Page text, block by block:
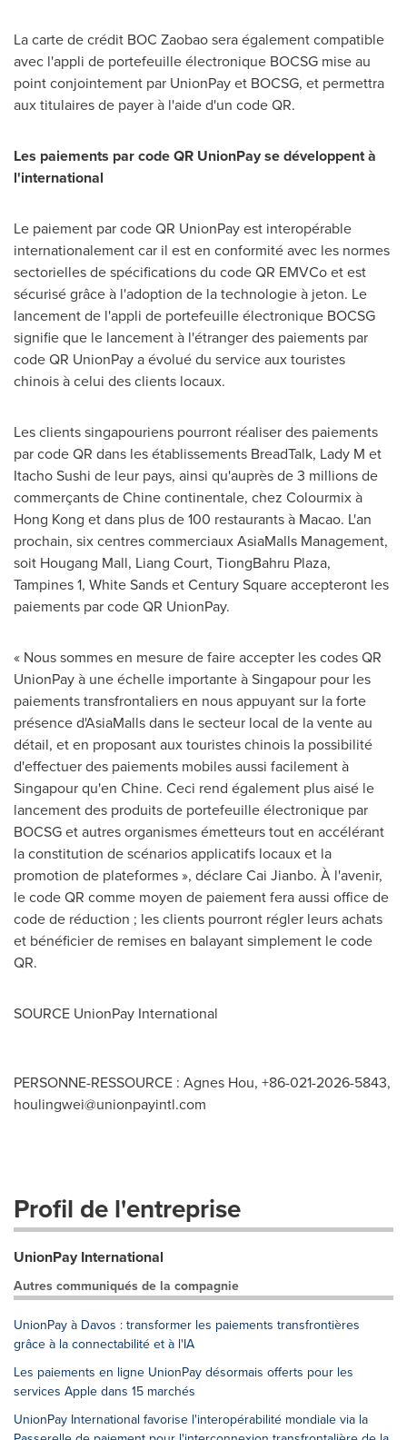
La carte de crédit BOC Zaobao sera également compatible
avec l'appli de portefeuille électronique BOCSG mise au
point conjointement par UnionPay et BOCSG, et permettra
aux titulaires de payer à l'aide d'un code QR.
Les paiements par code QR UnionPay se développent à
l'international
Le paiement par code QR UnionPay est interopérable
internationalement car il est en conformité avec les normes
sectorielles de spécifications du code QR EMVCo et est
sécurisé grâce à l'adoption de la technologie à jeton. Le
lancement de l'appli de portefeuille électronique BOCSG
signifie que le lancement à l'étranger des paiements par
code QR UnionPay a évolué du service aux touristes
chinois à celui des clients locaux.
Les clients singapouriens pourront réaliser des paiements
par code QR dans les établissements BreadTalk, Lady M et
Itacho Sushi de leur pays, ainsi qu'auprès de 3 millions de
commerçants de Chine continentale, chez Colourmix à
Hong Kong et dans plus de 100 restaurants à Macao. L'an
prochain, six centres commerciaux AsiaMalls Management,
soit Hougang Mall, Liang Court, TiongBahru Plaza,
Tampines 1, White Sandset Century Square accepteront les
paiements par code QR UnionPay.
« Nous sommes en mesure de faire accepter les codes QR
UnionPay à une échelle importante à Singapour pour les
paiements transfrontaliers en nous appuyant sur la forte
présence d'AsiaMalls dans le secteur local de la vente au
détail, et en proposant aux touristes chinois la possibilité
d'effectuer des paiements mobiles aussi facilement à
Singapour qu'en Chine. Ceci rend également plus aisé le
lancement des produits de portefeuille électronique par
BOCSG et autres organismes émetteurs tout en accélérant
la constitution de scénarios applicatifs locaux et la
promotion de plateformes », déclare Cai Jianbo. À l'avenir,
le code QR comme moyen de paiement fera aussi office de
code de réduction ; les clients pourront régler leurs achats
et bénéficier de remises en balayant simplement le code
QR.
SOURCE UnionPay International
PERSONNE-RESSOURCE : Agnes Hou, +86-021-2026-5843,
houlingwei@unionpayintl.com
Profil de l'entreprise
UnionPay International
Autres communiqués de la compagnie
UnionPay à Davos : transformer les paiements transfrontières
grâce à la connectabilité et à l'IA
Les paiements en ligne UnionPay désormais offerts pour les
services Apple dans 15 marchés
UnionPay International favorise l'interopérabilité mondiale via la